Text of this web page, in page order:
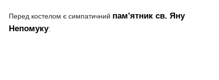
Перед костелом є симпатичний пам'ятник св. Яну
Непомуку: